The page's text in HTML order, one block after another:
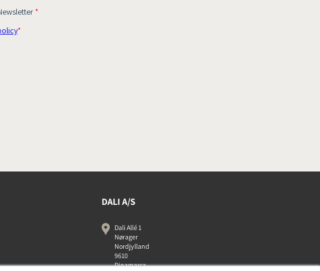
DALI A/S
Dali Allé 1
Nørager
Nordjylland
9610
Dinamarca